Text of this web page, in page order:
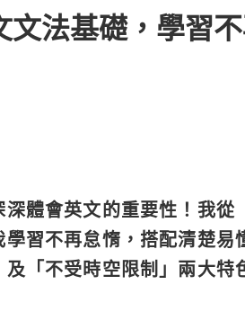
文法基礎，學習
體會英文的重要性！我從
習不再怠惰，搭配清楚易
「不受時空限制」兩大特